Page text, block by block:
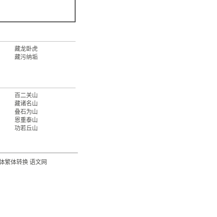
藏龙卧虎
藏污纳垢
百二关山
藏诸名山
叠石为山
恩重泰山
功若丘山
繁体转换 语文网